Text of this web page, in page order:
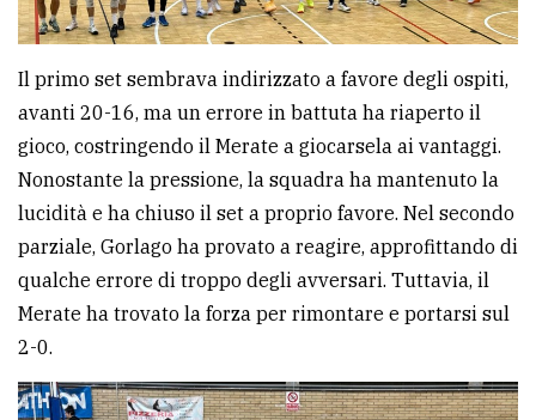
avanzata
LE
ALTRE
TESTATE
PRIVACY
policy
Il primo set sembrava indirizzato a favore degli ospiti,
avanti 20-16, ma un errore in battuta ha riaperto il
gioco, costringendo il Merate a giocarsela ai vantaggi.
Nonostante la pressione, la squadra ha mantenuto la
lucidità e ha chiuso il set a proprio favore. Nel secondo
parziale, Gorlago ha provato a reagire, approfittando di
qualche errore di troppo degli avversari. Tuttavia, il
Merate ha trovato la forza per rimontare e portarsi sul
2-0.